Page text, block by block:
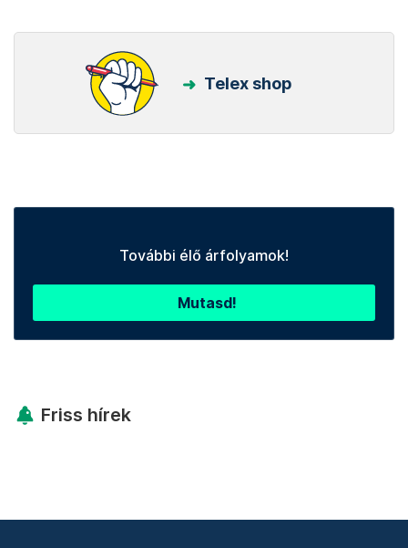
Telex shop
További élő árfolyamok!
Mutasd!
Friss hírek